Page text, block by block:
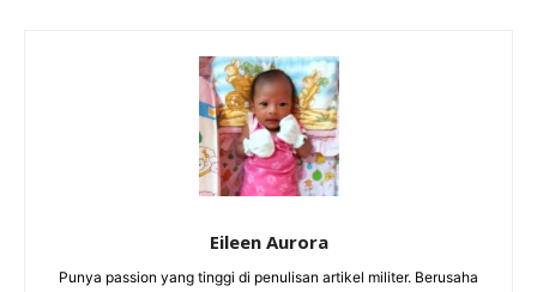
Eileen Aurora
Punya passion yang tinggi di penulisan artikel militer. Berusaha